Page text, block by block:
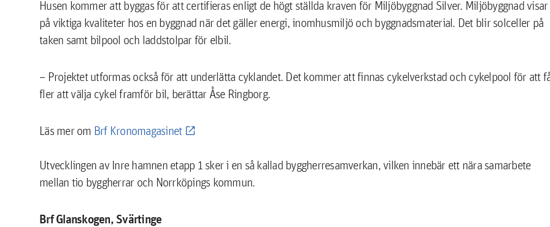
Husen kommer att byggas för att certifieras enligt de högt ställda kraven för Miljöbyggnad Silver. Miljöbyggnad visar
på viktiga kvaliteter hos en byggnad när det gäller energi, inomhusmiljö och byggnadsmaterial. Det blir solceller på
taken samt bilpool och laddstolpar för elbil.
– Projektet utformas också för att underlätta cyklandet. Det kommer att finnas cykelverkstad och cykelpool för att
fler att välja cykel framför bil, berättar Åse Ringborg.
Läs mer om Brf Kronomagasinet
Utvecklingen av Inre hamnen etapp 1 sker i en så kallad byggherresamverkan, vilken innebär ett nära samarbete
mellan tio byggherrar och Norrköpings kommun.
Brf Glanskogen, Svärtinge